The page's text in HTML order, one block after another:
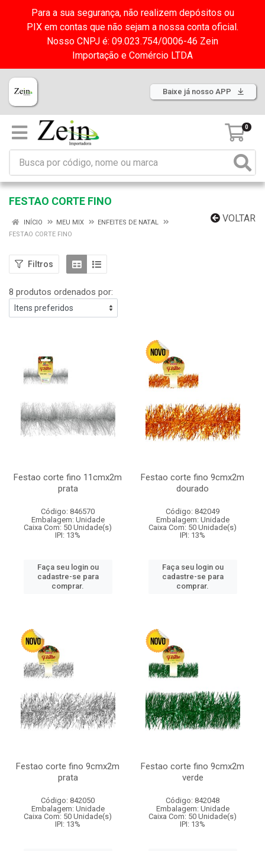
Para a sua segurança, não realizem depósitos ou
PIX em contas que não sejam a nossa conta oficial.
Nosso CNPJ é: 09.023.754/0006-46 Zein
Importação e Comércio LTDA
Baixe já nosso APP
0
FESTAO CORTE FINO
VOLTAR
INÍCIO MEU MIX
ENFEITES DE NATAL
FESTAO CORTE FINO
Filtros
8 produtos ordenados por:
Festao corte fino 11cmx2m
prata
Código: 846570
Embalagem: Unidade
Caixa Com: 50 Unidade(s)
IPI: 13%
Faça seu login ou
cadastre-se para
comprar.
Festao corte fino 9cmx2m
dourado
Código: 842049
Embalagem: Unidade
Caixa Com: 50 Unidade(s)
IPI: 13%
Faça seu login ou
cadastre-se para
comprar.
Festao corte fino 9cmx2m
prata
Código: 842050
Embalagem: Unidade
Caixa Com: 50 Unidade(s)
IPI: 13%
Festao corte fino 9cmx2m
verde
Código: 842048
Embalagem: Unidade
Caixa Com: 50 Unidade(s)
IPI: 13%